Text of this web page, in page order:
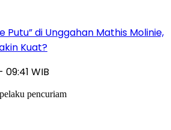
Putu” di Unggahan Mathis Molinie,
Kuat?
WIB